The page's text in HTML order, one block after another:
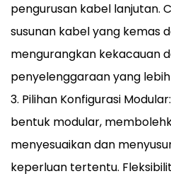
pengurusan kabel lanjutan.
susunan kabel yang kemas
mengurangkan kekacauan
penyelenggaraan yang
3. Pilihan Konfigurasi
bentuk modular,
menyesuaikan dan
keperluan tertentu.